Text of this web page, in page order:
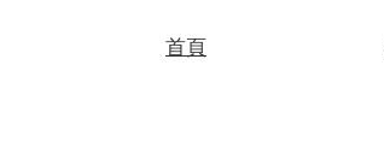
首頁